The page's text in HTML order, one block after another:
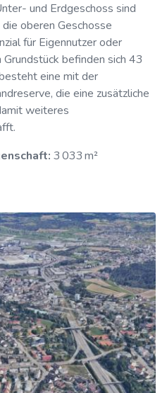
und Erdgeschoss sind
oberen Geschosse
für Eigennutzer oder
befinden sich 43
eine mit der
die eine zusätzliche
weiteres
3 033 m²